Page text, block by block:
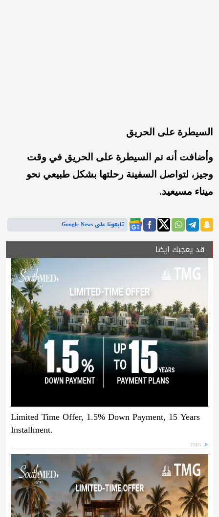
السيطرة على الحريق
وأضافت أنه تم السيطرة على الحريق في وقت
وجيز، لتواصل السفينة رحلتها بشكل طبيعي نحو
ميناء مسيعيد.
تابعونا على Google News
قد يعجبك ايضا
Limited Time Offer, 1.5% Down Payment, 15 Years
Installment.
TMG